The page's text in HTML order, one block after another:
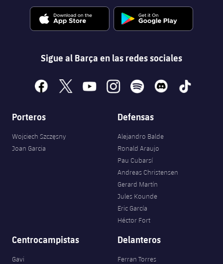
Sigue al Barça en las redes sociales
facebook
x youtubeinstagramspotify discord tiktok
Porteros
Wojciech Szczęsny
Joan Garcia
Defensas
Alejandro Balde
Ronald Araujo
Pau Cubarsí
Andreas Christensen
Gerard Martín
Jules Kounde
Eric García
Héctor Fort
Centrocampistas
Gavi
Delanteros
Ferran Torres